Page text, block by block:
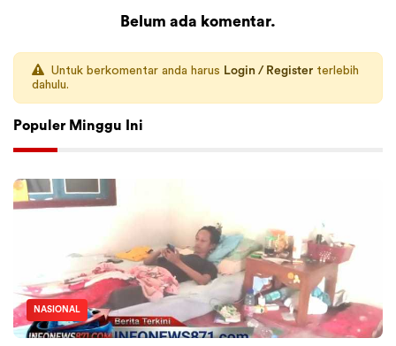
Belum ada komentar.
Untuk berkomentar anda harus Login / Register terlebih
dahulu.
Populer Minggu Ini
NASIONAL